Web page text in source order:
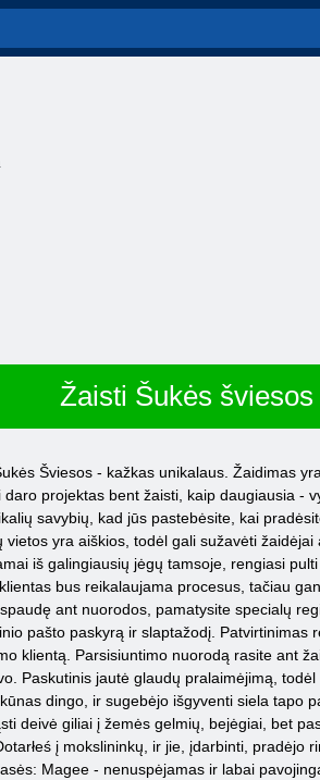
Žaisti Šukės
Šviesos - kažkas unikalaus. Žaidimas
projektas bent žaisti, kaip daugiausia -
savybių, kad jūs pastebėsite, kai
yra aiškios, todėl gali sužavėti
iš galingiausių jėgų tamsoje, rengiasi
bus reikalaujama procesus, tačiau
ant nuorodos, pamatysite specialų
pašto paskyrą ir slaptažodį.
klientą. Parsisiuntimo nuorodą rasite ant
Paskutinis jautė glaudų pralaimėjimą,
dingo, ir sugebėjo išgyventi siela tapo
deivė giliai į žemės gelmių, bejėgiai, bet
į mokslininkų, ir jie, įdarbinti,
Magee - nenuspėjamas ir labai